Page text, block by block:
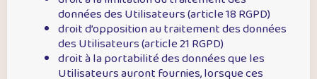
données des Utilisateurs (article 18 RGPD)
droit d’opposition au traitement des données
des Utilisateurs (article 21 RGPD)
droit à la portabilité des données que les
Utilisateurs auront fournies, lorsque ces